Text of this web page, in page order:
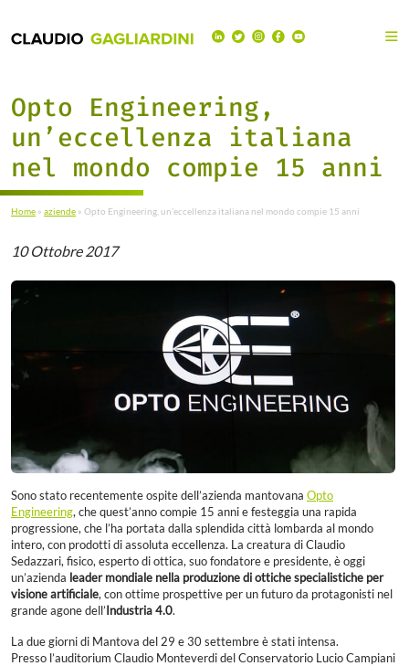
Opto Engineering,
un’eccellenza italiana
nel mondo compie 15 anni
Home » aziende » Opto Engineering, un’eccellenza italiana nel mondo compie 15 anni
10 Ottobre 2017
Sono stato recentemente ospite dell’azienda mantovana Opto
Engineering, che quest’anno compie 15 anni e festeggia una rapida
progressione, che l’ha portata dalla splendida città lombarda al mondo
intero, con prodotti di assoluta eccellenza. La creatura di Claudio
Sedazzari, fisico, esperto di ottica, suo fondatore e presidente, è oggi
un’azienda leader mondiale nella produzione di ottiche specialistiche per
visione artificiale, con ottime prospettive per un futuro da protagonisti nel
grande agone dell’Industria 4.0.
La due giorni di Mantova del 29 e 30 settembre è stati intensa.
Presso l’auditorium Claudio Monteverdi del Conservatorio Lucio Campiani